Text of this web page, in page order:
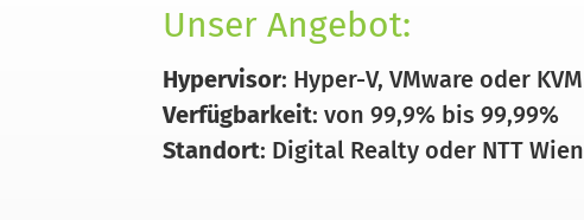
Unser Angebot:
Hypervisor: Hyper-V, VMware oder KVM
Verfügbarkeit: von 99,9% bis 99,99%
Standort: Digital Realty oder NTT Wien